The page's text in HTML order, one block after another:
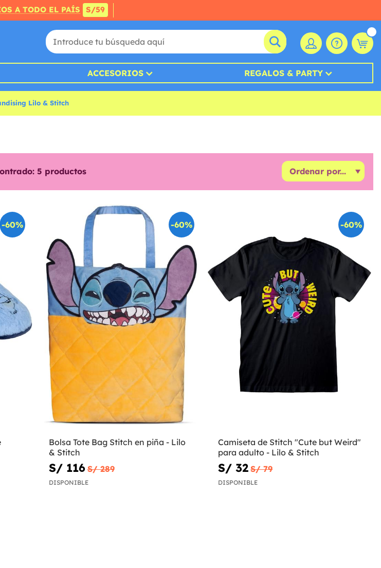
A TODO EL PAÍS S/59
ACCESORIOS REGALOS & PARTY
Lilo & Stitch
5 productos
-60% -60%
Bolsa Tote Bag Stitch en piña - Lilo
& Stitch
S/ 116 S/ 289
DISPONIBLE
-60%
Camiseta de Stitch "Cute but Weird"
para adulto - Lilo & Stitch
S/ 32 S/ 79
DISPONIBLE